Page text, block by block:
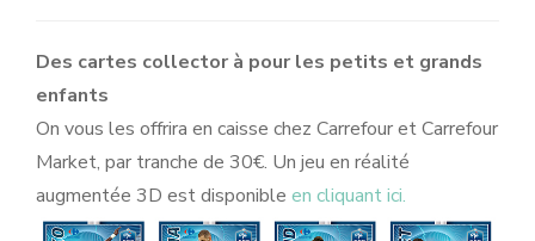
Des cartes collector à pour les petits et grands
enfants
On vous les offrira en caisse chez Carrefour et Carrefour
Market, par tranche de 30€. Un jeu en réalité
augmentée 3D est disponible en cliquant ici.